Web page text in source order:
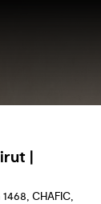
|
CHAFIC,